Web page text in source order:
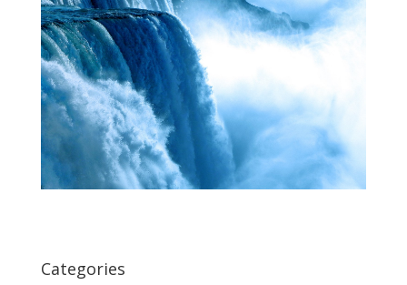
Categories